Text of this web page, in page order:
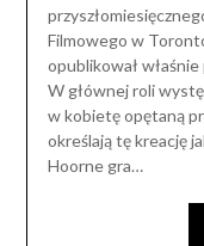
Filmowego w
opublikował
W głównej roli
w kobietę opętaną
określają tę kreację
Hoorne gra…